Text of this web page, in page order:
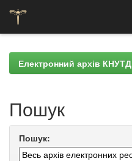
navigationЕлектронний архів КНУТД
Пошук
Пошук: